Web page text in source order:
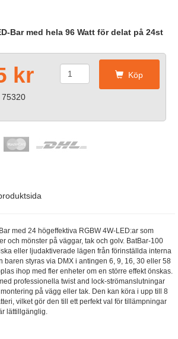
Bar med hela 96 Watt för delat på 24st
kr Köp
75320
med 24 högeffektiva RGBW 4W-LED:ar som
och mönster på väggar, tak och golv. BatBar-100
eller ljudaktiverade lägen från förinställda interna
baren styras via DMX i antingen 6, 9, 16, 30 eller 58
ihop med fler enheter om en större effekt önskas.
professionella twist and lock-strömanslutningar
på vägg eller tak. Den kan köra i upp till 8
vilket gör den till ett perfekt val för tillämpningar
lättillgänglig.